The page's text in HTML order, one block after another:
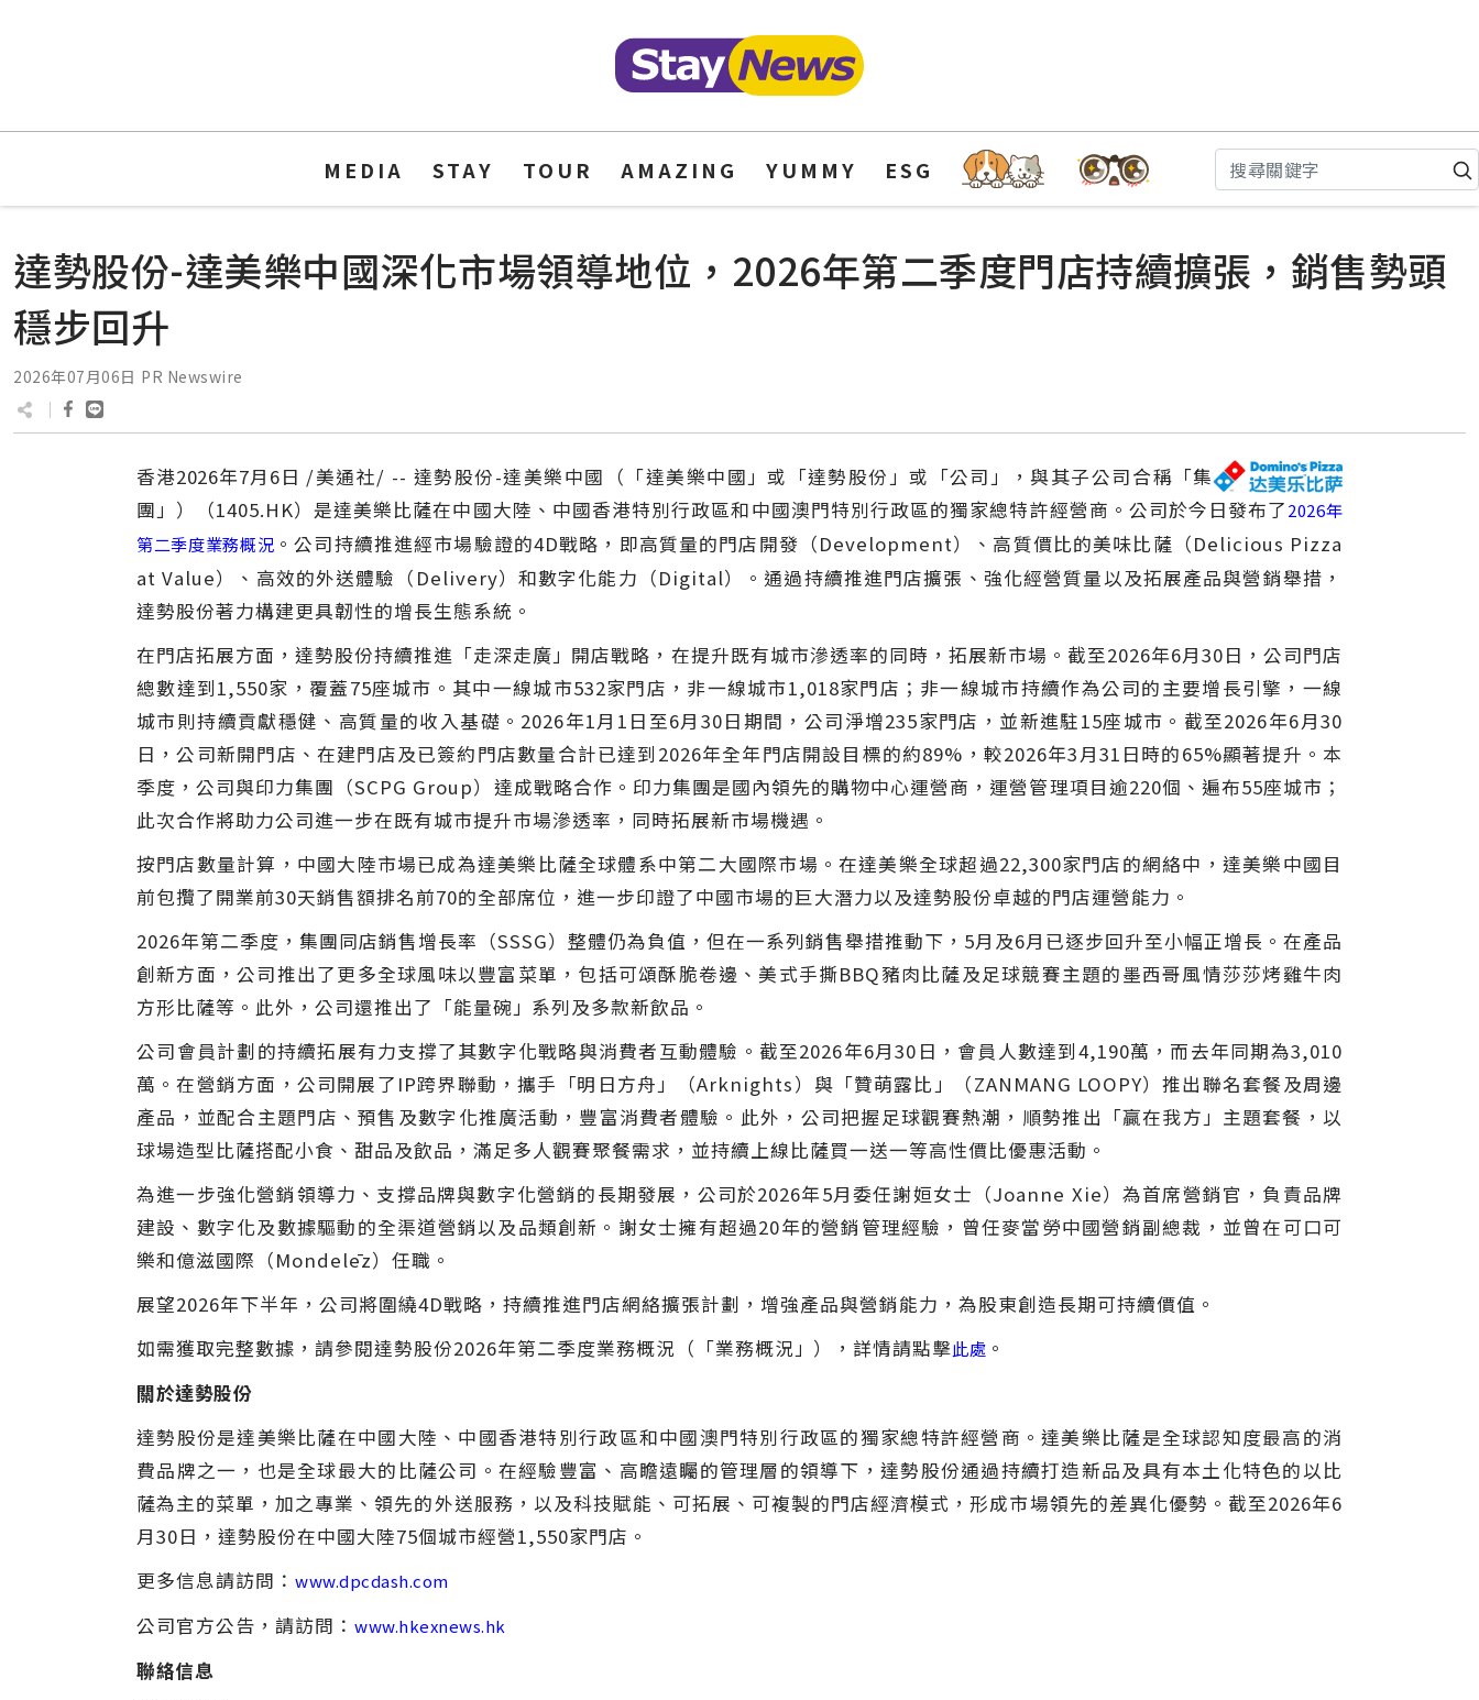
MEDIA STAY TOUR AMAZING YUMMY ESG
達勢股份-達美樂中國深化市場領導地位，2026年第二季度門店持續擴張，銷售勢頭
穩步回升
2026年07月06日 PR Newswire
香港2026年7月6日 /美通社/ -- 達勢股份-達美樂中國（ 「達美樂中國」或 「達勢股份」或 「公司」 ，與其子公司合稱 「集
團」 ）（1405.HK）是達美樂比薩在中國大陸、中國香港特別行政區和中國澳門特別行政區的獨家總特許經營商。公司於今日發布了2026年
第二季度業務概況 。公司持續推進經市場驗證的4D戰略，即高質量的門店開發（Development）、高質價比的美味比薩（Delicious Pizza
at Value）、高效的外送體驗（Delivery）和數字化能力（Digital）。通過持續推進門店擴張、強化經營質量以及拓展產品與營銷舉措，
達勢股份著力構建更具韌性的增長生態系統。
在門店拓展方面，達勢股份持續推進 「走深走廣」 開店戰略，在提升既有城市滲透率的同時，拓展新市場。截至2026年6月30日，公司門店
總數達到1,550家，覆蓋75座城市。其中一線城市532家門店，非一線城市1,018家門店；非一線城市持續作為公司的主要增長引擎，一線
城市則持續貢獻穩健、高質量的收入基礎。2026年1月1日至6月30日期間，公司淨增235家門店，並新進駐15座城市。截至2026年6月30
日，公司新開門店、在建門店及已簽約門店數量合計已達到2026年全年門店開設目標的約89%，較2026年3月31日時的65%顯著提升。本
季度，公司與印力集團（SCPG Group）達成戰略合作。印力集團是國內領先的購物中心運營商，運營管理項目逾220個、遍布55座城市；
此次合作將助力公司進一步在既有城市提升市場滲透率，同時拓展新市場機遇。
按門店數量計算，中國大陸市場已成為達美樂比薩全球體系中第二大國際市場。在達美樂全球超過22,300家門店的網絡中，達美樂中國目
前包攬了開業前30天銷售額排名前70的全部席位，進一步印證了中國市場的巨大潛力以及達勢股份卓越的門店運營能力。
2026年第二季度，集團同店銷售增長率（SSSG）整體仍為負值，但在一系列銷售舉措推動下，5月及6月已逐步回升至小幅正增長。在產品
創新方面，公司推出了更多全球風味以豐富菜單，包括可頌酥脆卷邊、美式手撕BBQ豬肉比薩及足球競賽主題的墨西哥風情莎莎烤雞牛肉
方形比薩等。此外，公司還推出了 「能量碗」 系列及多款新飲品。
公司會員計劃的持續拓展有力支撐了其數字化戰略與消費者互動體驗。截至2026年6月30日，會員人數達到4,190萬，而去年同期為3,010
萬。在營銷方面，公司開展了IP跨界聯動，攜手 「明日方舟」 （Arknights）與 「贊萌露比」
（ZANMANG LOOPY）推出聯名套餐及周邊
產品，並配合主題門店、預售及數字化推廣活動，豐富消費者體驗。此外，公司把握足球觀賽熱潮，順勢推出 「贏在我方」 主題套餐，以
球場造型比薩搭配小食、甜品及飲品，滿足多人觀賽聚餐需求，並持續上線比薩買一送一等高性價比優惠活動。
為進一步強化營銷領導力、支撐品牌與數字化營銷的長期發展，公司於2026年5月委任謝姮女士（Joanne Xie）為首席營銷官，負責品牌
建設、數字化及數據驅動的全渠道營銷以及品類創新。謝女士擁有超過20年的營銷管理經驗，曾任麥當勞中國營銷副總裁，並曾在可口可
樂和億滋國際（Mondelēz）任職。
展望2026年下半年，公司將圍繞4D戰略，持續推進門店網絡擴張計劃，增強產品與營銷能力，為股東創造長期可持續價值。
如需獲取完整數據，請參閱達勢股份2026年第二季度業務概況（ 「業務概況」 ），詳情請點擊此處 。
關於達勢股份
達勢股份是達美樂比薩在中國大陸、中國香港特別行政區和中國澳門特別行政區的獨家總特許經營商。達美樂比薩是全球認知度最高的消
費品牌之一，也是全球最大的比薩公司。在經驗豐富、高瞻遠矚的管理層的領導下，達勢股份通過持續打造新品及具有本土化特色的以比
薩為主的菜單，加之專業、領先的外送服務，以及科技賦能、可拓展、可複製的門店經濟模式，形成市場領先的差異化優勢。截至2026年6
月30日，達勢股份在中國大陸75個城市經營1,550家門店。
更多信息請訪問： www.dpcdash.com
公司官方公告，請訪問： www.hkexnews.hk
聯絡信息